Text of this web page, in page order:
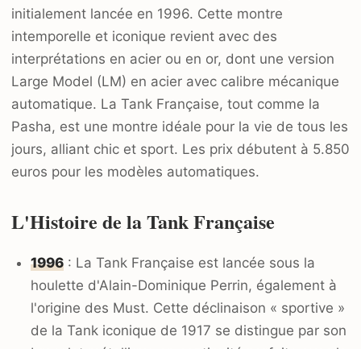
initialement lancée en 1996. Cette montre
intemporelle et iconique revient avec des
interprétations en acier ou en or, dont une version
Large Model (LM) en acier avec calibre mécanique
automatique. La Tank Française, tout comme la
Pasha, est une montre idéale pour la vie de tous les
jours, alliant chic et sport. Les prix débutent à 5.850
euros pour les modèles automatiques.
L'Histoire de la Tank Française
1996 : La Tank Française est lancée sous la
houlette d'Alain-Dominique Perrin, également à
l'origine des Must. Cette déclinaison « sportive »
de la Tank iconique de 1917 se distingue par son